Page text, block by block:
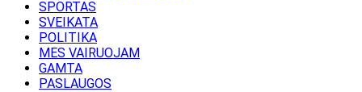
SPORTAS
SVEIKATA
POLITIKA
MES VAIRUOJAM
GAMTA
PASLAUGOS